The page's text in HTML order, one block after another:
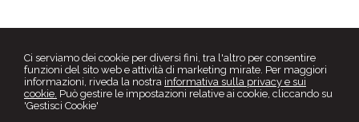
Ci serviamo dei cookie per diversi fini, tra l'altro per consentire
funzioni del sito web e attività di marketing mirate. Per maggiori
informazioni, riveda la nostra informativa sulla privacy e sui
cookie. Può gestire le impostazioni relative ai cookie, cliccando su
'Gestisci Cookie'
Piazza Padre Pio, 68 - Foggia 71121
FG
0881889033Fax0881889033
© 2026 Copyright Studio Legale Russo. Tutti i diritti riservati | P.IVA
03170180719 | Gestisci Cookie-Sitemap-Privacy-Cookie policy
Credits